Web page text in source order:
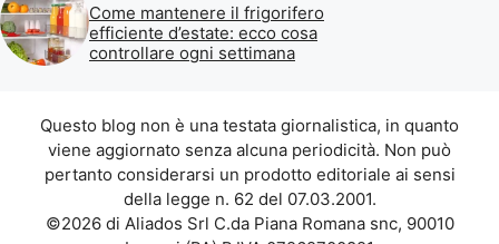
Come mantenere il frigorifero
efficiente d’estate: ecco cosa
controllare ogni settimana
Questo blog non è una testata giornalistica, in quanto
viene aggiornato senza alcuna periodicità. Non può
pertanto considerarsi un prodotto editoriale ai sensi
della legge n. 62 del 07.03.2001.
©2026 di Aliados Srl C.da Piana Romana snc, 90010